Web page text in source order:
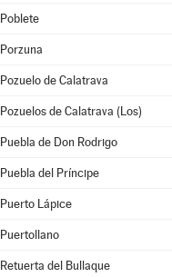
Poblete
Porzuna
Pozuelo de Calatrava
Pozuelos de Calatrava (Los)
Puebla de Don Rodrigo
Puebla del Príncipe
Puerto Lápice
Puertollano
Retuerta del Bullaque